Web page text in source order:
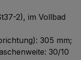
2), im Vollbad
305 mm;
30/10